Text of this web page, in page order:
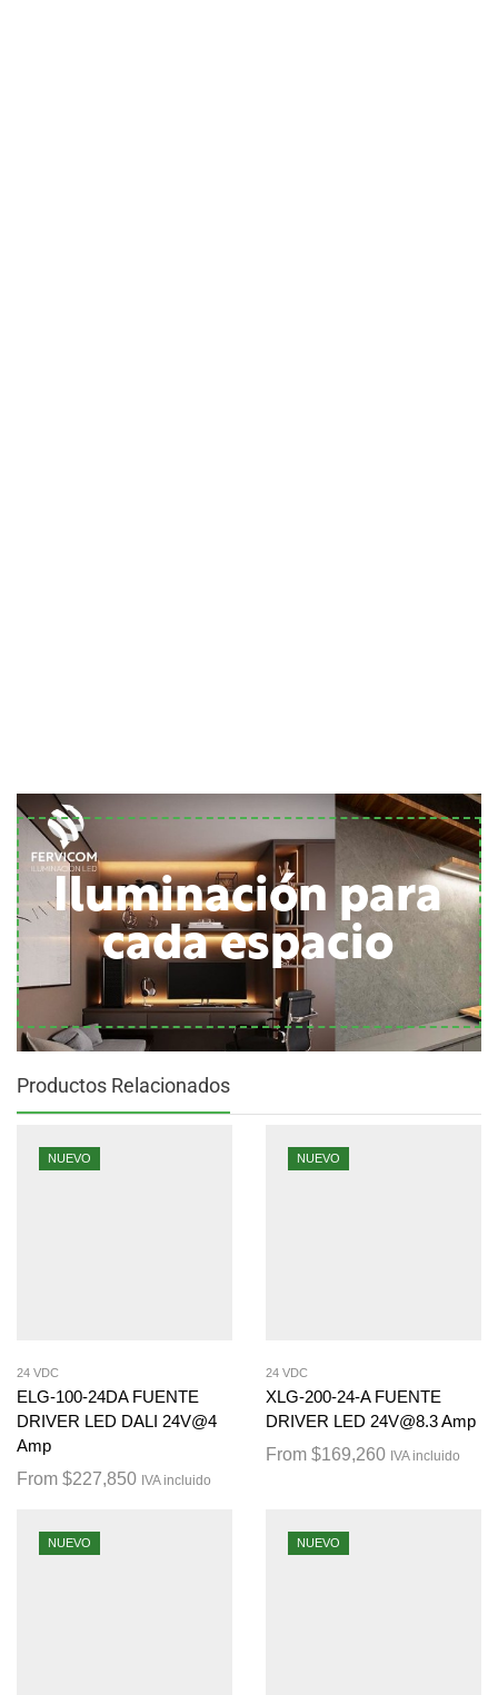
Iluminación para
cada espacio
Productos Relacionados
NUEVO
24 VDC
ELG-100-24DA FUENTE
DRIVER LED DALI 24V@4
Amp
From $227,850 IVA incluido
NUEVO
24 VDC
XLG-200-24-A FUENTE
DRIVER LED 24V@8.3 Amp
From $169,260 IVA incluido
NUEVO NUEVO